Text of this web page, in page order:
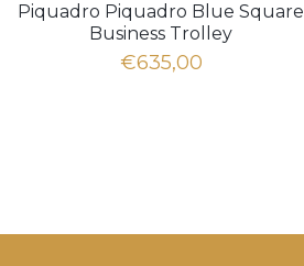
Piquadro Piquadro Blue Square
Business Trolley
€635,00